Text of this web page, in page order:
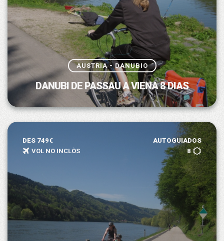
AUSTRIA - DANUBIO
DANUBI DE PASSAU A VIENA 8 DIAS
DES 749€
AUTOGUIADOS
VOL NO INCLÒS
8